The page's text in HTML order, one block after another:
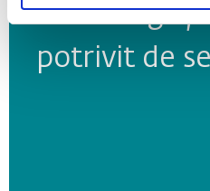
Cum
potrivit de
Ghid pentru
unui